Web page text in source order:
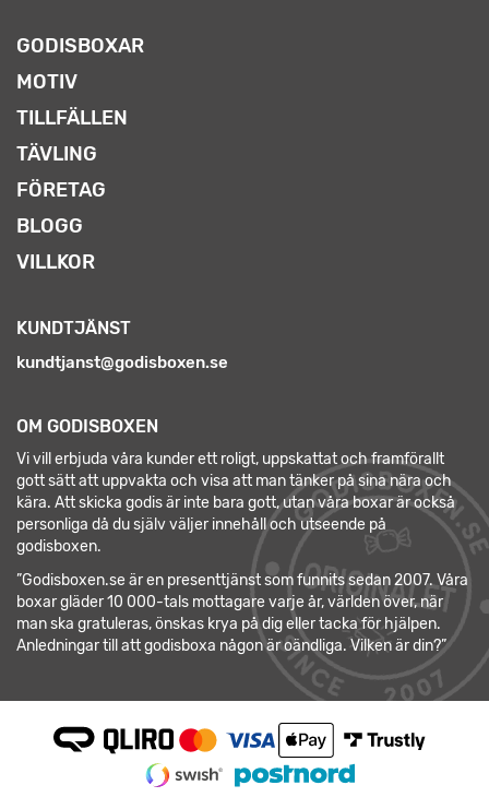
GODISBOXAR
MOTIV
TILLFÄLLEN
TÄVLING
FÖRETAG
BLOGG
VILLKOR
KUNDTJÄNST
kundtjanst@godisboxen.se
OM GODISBOXEN
Vi vill erbjuda våra kunder ett roligt, uppskattat och framförallt
gott sätt att uppvakta och visa att man tänker på sina nära och
kära. Att skicka godis är inte bara gott, utan våra boxar är också
personliga då du själv väljer innehåll och utseende på
godisboxen.
”Godisboxen.se är en presenttjänst som funnits sedan 2007. Våra
boxar gläder 10 000-tals mottagare varje år, världen över, när
man ska gratuleras, önskas krya på dig eller tacka för hjälpen.
Anledningar till att godisboxa någon är oändliga. Vilken är din?”